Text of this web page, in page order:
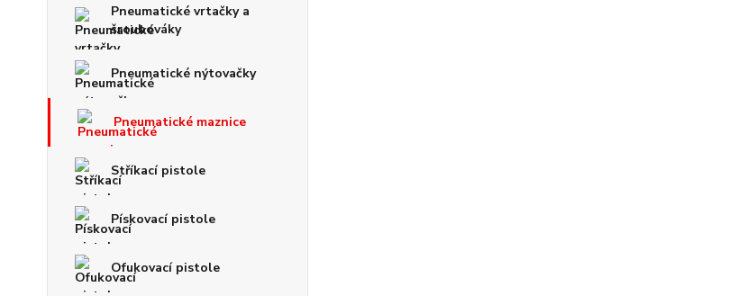
Pneumatické vrtačky a
šroubováky
Pneumatické nýtovačky
Pneumatické maznice
Stříkací pistole
Pískovací pistole
Ofukovací pistole